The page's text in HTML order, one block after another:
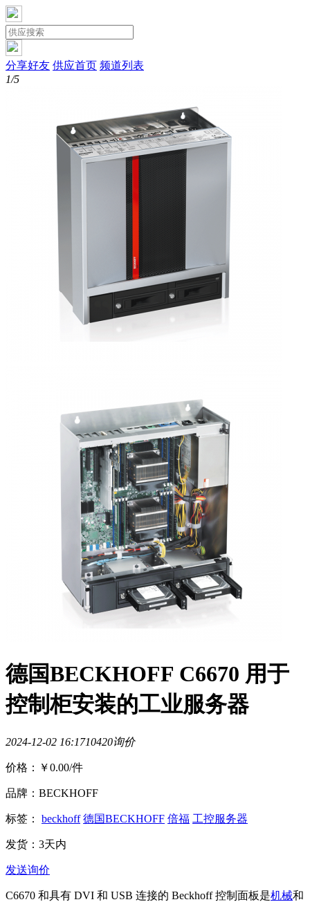
分享好友 供应首页 频道列表
1/5
德国BECKHOFF C6670 用于
控制柜安装的工业服务器
2024-12-02 16:1710420询价
价格： ￥0.00/件
品牌：BECKHOFF
标签： beckhoff 德国BECKHOFF 倍福 工控服务器
发货：3天内
发送询价
C6670 和具有 DVI 和 USB 连接的 Beckhoff 控制面板是机械和